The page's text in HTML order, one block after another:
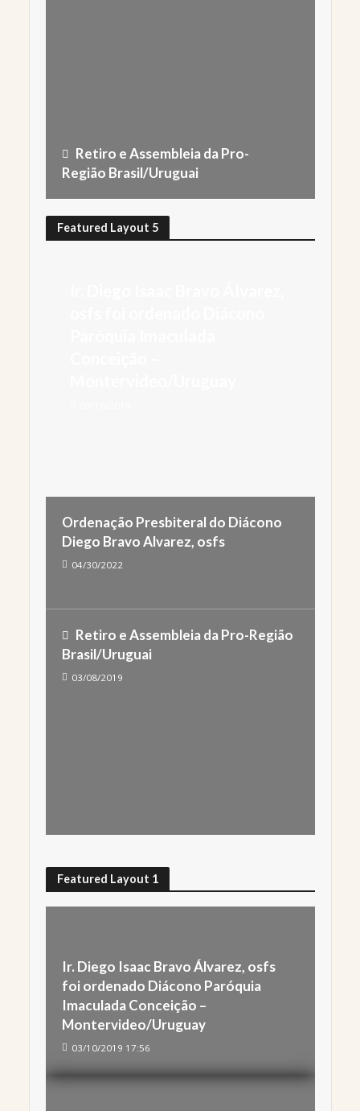
Retiro e Assembleia da Pro-
Região Brasil/Uruguai
Featured Layout 5
Ordenação Presbiteral do Diácono
Diego Bravo Alvarez, osfs
04/30/2022
Retiro e Assembleia da Pro-Região
Brasil/Uruguai
03/08/2019
Featured Layout 1
Ir. Diego Isaac Bravo Álvarez, osfs
foi ordenado Diácono Paróquia
Imaculada Conceição –
Montervideo/Uruguay
03/10/2019 17:56